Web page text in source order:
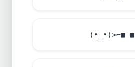
(•_•)>⌐■-■